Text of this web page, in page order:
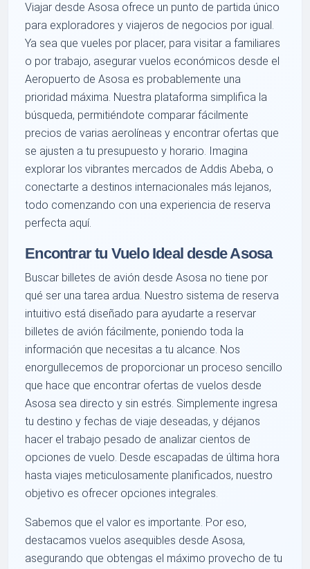
Viajar desde Asosa ofrece un punto de partida único
para exploradores y viajeros de negocios por igual.
Ya sea que vueles por placer, para visitar a familiares
o por trabajo, asegurar vuelos económicos desde el
Aeropuerto de Asosa es probablemente una
prioridad máxima. Nuestra plataforma simplifica la
búsqueda, permitiéndote comparar fácilmente
precios de varias aerolíneas y encontrar ofertas que
se ajusten a tu presupuesto y horario. Imagina
explorar los vibrantes mercados de Addis Abeba, o
conectarte a destinos internacionales más lejanos,
todo comenzando con una experiencia de reserva
perfecta aquí.
Encontrar tu Vuelo Ideal desde Asosa
Buscar billetes de avión desde Asosa no tiene por
qué ser una tarea ardua. Nuestro sistema de reserva
intuitivo está diseñado para ayudarte a reservar
billetes de avión fácilmente, poniendo toda la
información que necesitas a tu alcance. Nos
enorgullecemos de proporcionar un proceso sencillo
que hace que encontrar ofertas de vuelos desde
Asosa sea directo y sin estrés. Simplemente ingresa
tu destino y fechas de viaje deseadas, y déjanos
hacer el trabajo pesado de analizar cientos de
opciones de vuelo. Desde escapadas de última hora
hasta viajes meticulosamente planificados, nuestro
objetivo es ofrecer opciones integrales.
Sabemos que el valor es importante. Por eso,
destacamos vuelos asequibles desde Asosa,
asegurando que obtengas el máximo provecho de tu